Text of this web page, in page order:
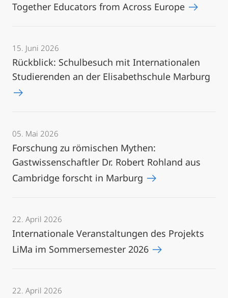
Together Educators from Across Europe
15. Juni 2026
Rückblick: Schulbesuch mit Internationalen
Studierenden an der Elisabethschule Marburg
05. Mai 2026
Forschung zu römischen Mythen:
Gastwissenschaftler Dr. Robert Rohland aus
Cambridge forscht in Marburg
22. April 2026
Internationale Veranstaltungen des Projekts
LiMa im Sommersemester 2026
22. April 2026